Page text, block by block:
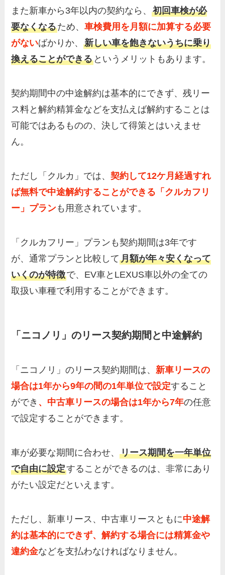
また新車から3年以内の契約なら、初回車検が必
要なくなるため、車検費用を月額に加算する必要
がないばかりか、新しい車を飽きないうちに乗り
換えることができる というメリットもあります。
契約期間中の中途解約は基本的にできず、残リー
ス料と解約精算金などを支払えば解約することは
可能ではあるものの、決して得策とはいえませ
ん。
ただし「クルカ」では、契約して12ケ月経過すれ
ば無料で中途解約することができる「クルカフリ
ー」プランも用意されています。
「クルカフリー」プランも契約期間は3年です
が、通常プランと比較して月額が年々安くなって
いくのが特徴で、EV車とLEXUS車以外の全ての
取扱い車種で利用することができます。
「ニコノリ」のリース契約期間と中途解約
「ニコノリ」のリース契約期間は、新車リースの
場合は1年から9年の間の1年単位で設定すること
ができ 、中古車リースの場合は1年から7年の任意
で設定することができます。
車が必要な期間に合わせ、リース期間を一年単位
で自由に設定することができるのは、非常にあり
がたい設定だといえます。
ただし、新車リース、中古車リースともに中途解
約は基本的にできず、解約する場合には精算金や
違約金などを支払わなければなりません。